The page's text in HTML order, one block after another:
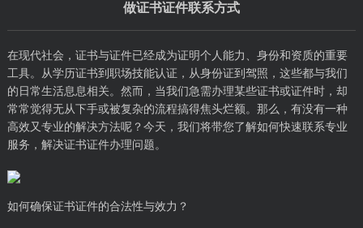
做证书证件联系方式
在现代社会，证书与证件已经成为证明个人能力、身份和资质的重要
工具。从学历证书到职场技能认证，从身份证到驾照，这些都与我们
的日常生活息息相关。然而，当我们急需办理某些证书或证件时，却
常常觉得无从下手或被复杂的流程搞得焦头烂额。那么，有没有一种
高效又专业的解决方法呢？今天，我们将带您了解如何快速联系专业
服务，解决证书证件办理问题。
如何确保证书证件的合法性与效力？